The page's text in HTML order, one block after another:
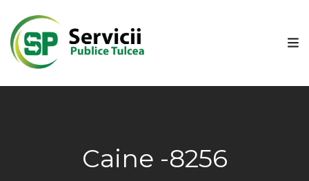
Caine -8256